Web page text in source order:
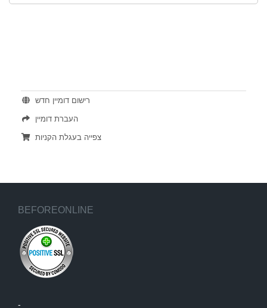
רישום דומיין חדש
העברת דומיין
צפייה בעגלת הקניות
BEFOREONLINE
-